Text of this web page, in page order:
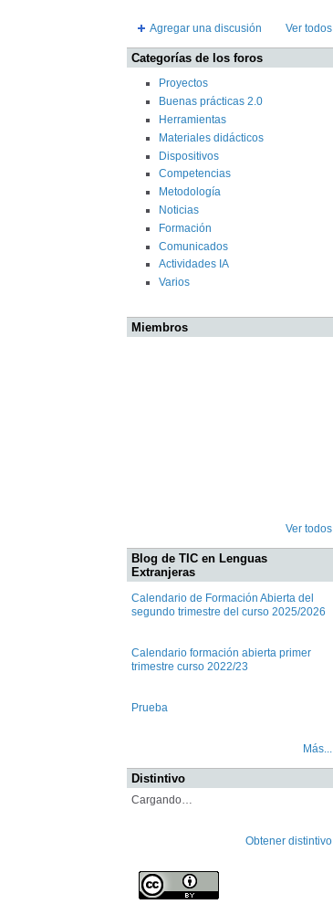
Agregar una discusión Ver todos
Categorías de los foros
Proyectos
Buenas prácticas 2.0
Herramientas
Materiales didácticos
Dispositivos
Competencias
Metodología
Noticias
Formación
Comunicados
Actividades IA
Varios
Miembros
Ver todos
Blog de TIC en Lenguas
Extranjeras
Calendario de Formación Abierta del
segundo trimestre del curso 2025/2026
Calendario formación abierta primer
trimestre curso 2022/23
Prueba
Más...
Distintivo
Cargando…
Obtener distintivo